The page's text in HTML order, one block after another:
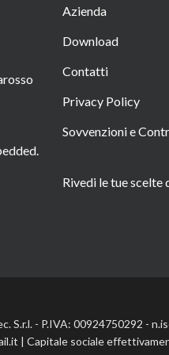
Azienda
Download
Contatti
Privacy Policy
Sovvenzioni e
Rivedi le tue scelte
S.r.l. - P.IVA: 00924750292 -
| Capitale sociale